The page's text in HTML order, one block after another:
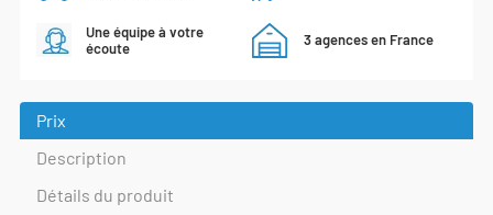
Une équipe à votre
écoute
3 agences en France
Prix
Description
Détails du produit